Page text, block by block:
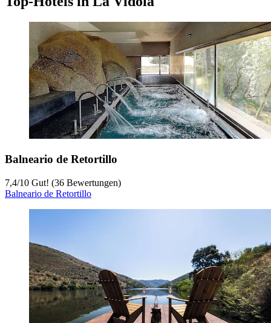
Balneario de Retortillo
7,4/10 Gut! (36 Bewertungen)
Balneario de Retortillo